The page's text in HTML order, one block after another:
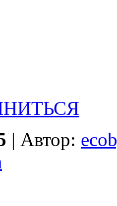
| Автор: